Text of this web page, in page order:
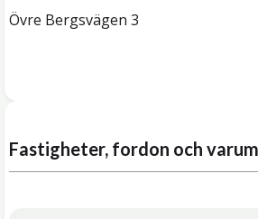
Övre Bergsvägen 3
Fastigheter, fordon och